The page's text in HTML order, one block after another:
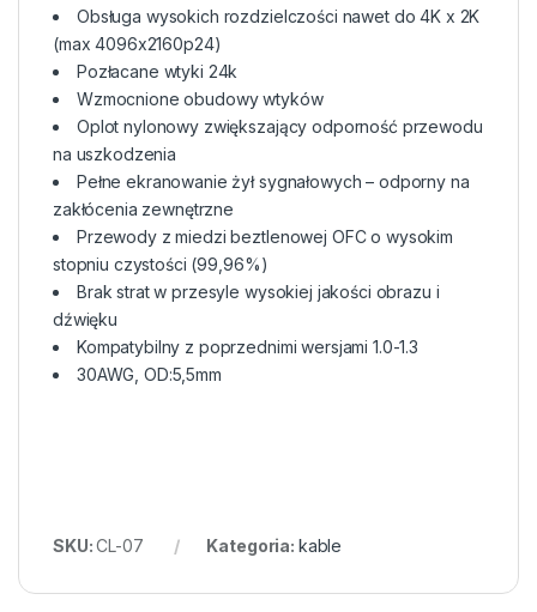
Obsługa wysokich rozdzielczości nawet do 4K x 2K
(max 4096x2160p24)
Pozłacane wtyki 24k
Wzmocnione obudowy wtyków
Oplot nylonowy zwiększający odporność przewodu
na uszkodzenia
Pełne ekranowanie żył sygnałowych – odporny na
zakłócenia zewnętrzne
Przewody z miedzi beztlenowej OFC o wysokim
stopniu czystości (99,96%)
Brak strat w przesyle wysokiej jakości obrazu i
dźwięku
Kompatybilny z poprzednimi wersjami 1.0-1.3
30AWG, OD:5,5mm
SKU:CL-07 Kategoria: kable